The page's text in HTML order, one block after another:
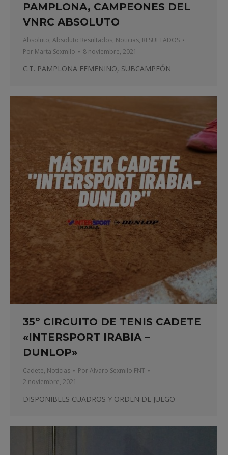
PAMPLONA, CAMPEONES DEL
VNRC ABSOLUTO
Absoluto, Absoluto Resultados, Noticias, RESULTADOS
Por Marta Sexmilo 8 noviembre, 2021
C.T. PAMPLONA FEMENINO, SUBCAMPEÓN
35º CIRCUITO DE TENIS CADETE
«INTERSPORT IRABIA –
DUNLOP»
Cadete, Noticias PorAlvaro Sexmilo FNT
2 noviembre, 2021
DISPONIBLES CUADROS Y ORDEN DE JUEGO